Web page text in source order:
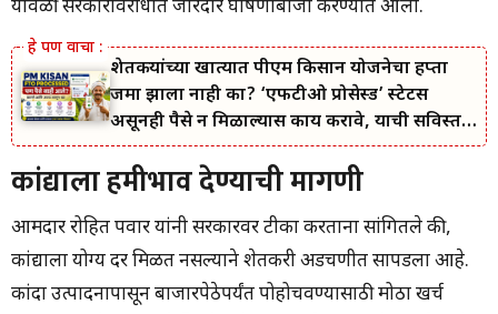
यावेळी सरकारविरोधात जोरदार घोषणाबाजी करण्यात आली.
शेतकऱ्यांच्या खात्यात पीएम किसान योजनेचा हप्ता
जमा झाला नाही का? ‘एफटीओ प्रोसेस्ड’ स्टेटस
असूनही पैसे न मिळाल्यास काय करावे, याची सविस्तर
माहिती जाणून घ्या.
कांद्याला हमीभाव देण्याची मागणी
आमदार रोहित पवार यांनी सरकारवर टीका करताना सांगितले की,
कांद्याला योग्य दर मिळत नसल्याने शेतकरी अडचणीत सापडला आहे.
कांदा उत्पादनापासून बाजारपेठेपर्यंत पोहोचवण्यासाठी मोठा खर्च